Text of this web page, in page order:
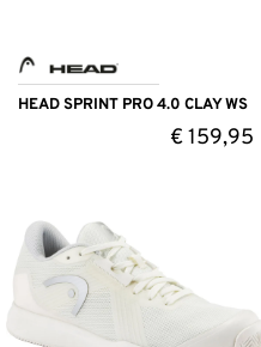
HEAD SPRINT PRO 4.0 CLAY WS
€159,95